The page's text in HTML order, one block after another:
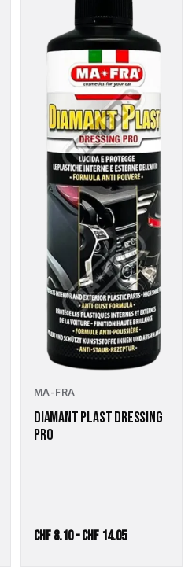
MA-FRA
DIAMANT PLAST DRESSING
PRO
CHF8.10–CHF 14.05Preisspanne:
Optionen
Produktseite
gewählt
werden